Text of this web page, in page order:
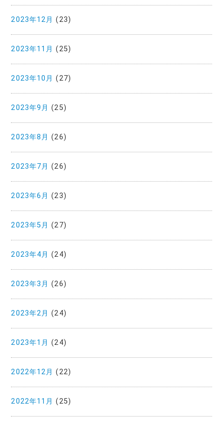
2023年12月 (23)
2023年11月 (25)
2023年10月 (27)
2023年9月 (25)
2023年8月 (26)
2023年7月 (26)
2023年6月 (23)
2023年5月 (27)
2023年4月 (24)
2023年3月 (26)
2023年2月 (24)
2023年1月 (24)
2022年12月 (22)
2022年11月 (25)